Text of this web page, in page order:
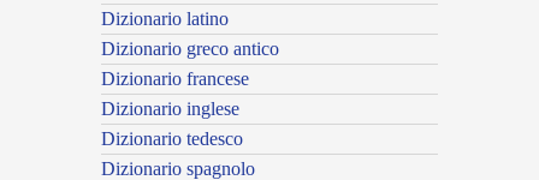
Dizionario latino
Dizionario greco antico
Dizionario francese
Dizionario inglese
Dizionario tedesco
Dizionario spagnolo